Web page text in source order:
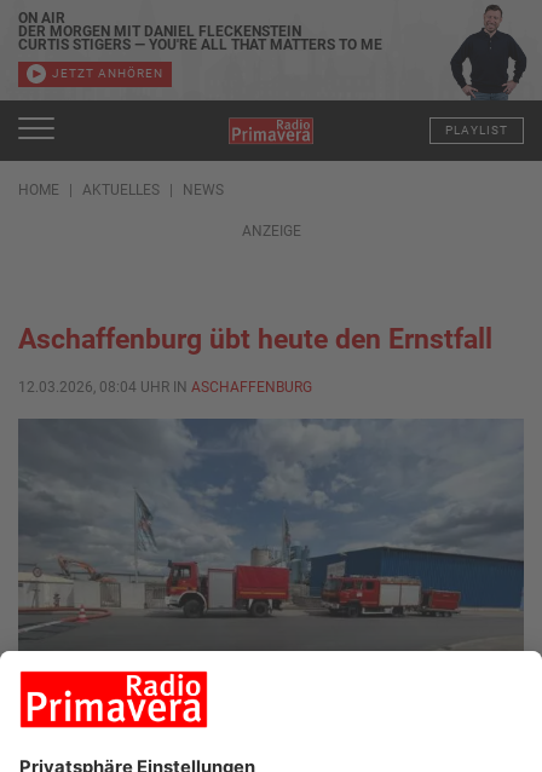
ON AIR
DER MORGEN MIT DANIEL FLECKENSTEIN
CURTIS STIGERS — YOU'RE ALL THAT MATTERS TO ME
JETZT ANHÖREN
PLAYLIST
HOME AKTUELLES NEWS
ANZEIGE
Aschaffenburg übt heute den Ernstfall
12.03.2026, 08:04 UHR IN ASCHAFFENBURG